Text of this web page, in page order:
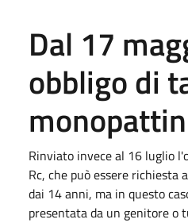
Dal 17
obbligo di
Rinviato invece al 16 luglio
Rc, che può essere richiesta
dai 14 anni, ma in questo
presentata da un genitore o